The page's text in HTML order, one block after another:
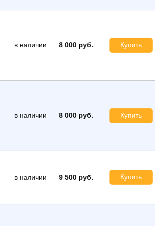
в наличии 8 000 руб. Купить
в наличии 8 000 руб. Купить
в наличии 9 500 руб. Купить